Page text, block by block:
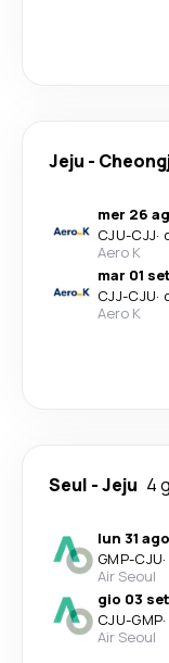
Jeju -
mer 26
CJU-CJJ·
Aero K
mar 01 set
CJJ-CJU·
Aero K
Seul -Jeju 4
lun 31 ago
GMP-CJU·
Air Seoul
gio 03 set
CJU-GMP·
Air Seoul